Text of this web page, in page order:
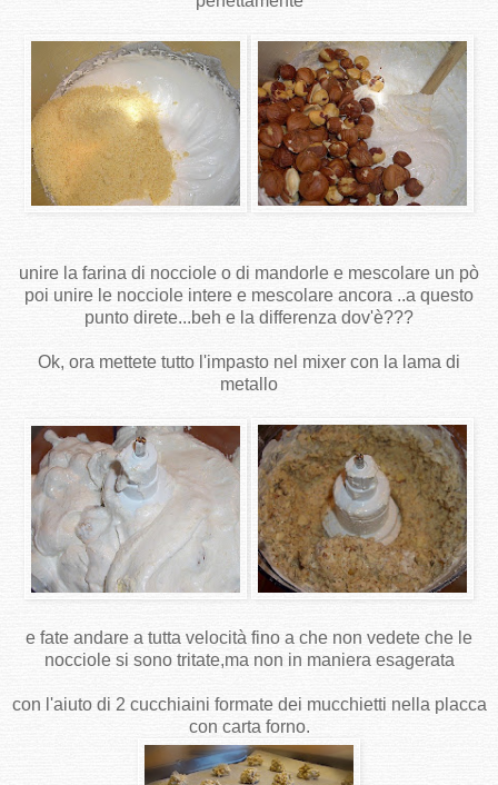
unire la farina di nocciole o di mandorle e mescolare un pò
poi unire le nocciole intere e mescolare ancora ..a questo
punto direte...beh e la differenza dov'è???
Ok, ora mettete tutto l'impasto nel mixer con la lama di
metallo
e fate andare a tutta velocità fino a che non vedete che le
nocciole si sono tritate,ma non in maniera esagerata
con l'aiuto di 2 cucchiaini formate dei mucchietti nella placca
con carta forno.